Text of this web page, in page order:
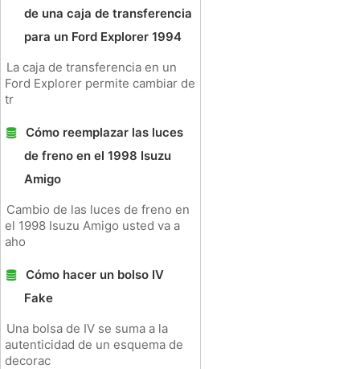
de una caja de transferencia
para un Ford Explorer 1994
La caja de transferencia en un
Ford Explorer permite cambiar de
tr
Cómo reemplazar las luces
de freno en el 1998 Isuzu
Amigo
Cambio de las luces de freno en
el 1998 Isuzu Amigo usted va a
aho
Cómo hacer un bolso IV
Fake
Una bolsa de IV se suma a la
autenticidad de un esquema de
decorac